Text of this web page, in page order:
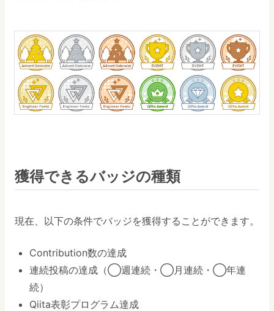
獲得できるバッジの種類
現在、以下の条件でバッジを獲得することができます。
Contribution数の達成
連続投稿の達成（◯週連続・◯月連続・◯年連
続）
Qiita表彰プログラム達成